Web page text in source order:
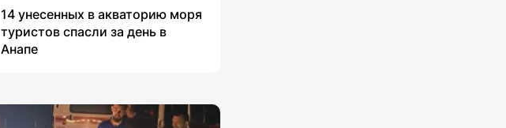
14 унесенных в акваторию моря
туристов спасли за день в
Анапе